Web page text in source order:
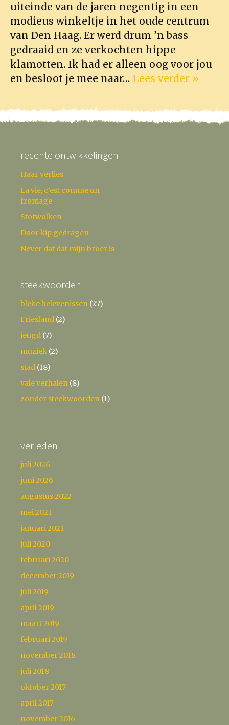
uiteinde van de jaren negentig in een
modieus winkeltje in het oude centrum
van Den Haag. Er werd drum ’n bass
gedraaid en ze verkochten hippe
klamotten. Ik had er alleen oog voor jou
en besloot je mee naar… Lees verder »
recente ontwikkelingen
Haar verlies
La vie, c’est comme un
fromage
Stofwolken
Door kip gedragen
Never dat dat mijn broer is
steekwoorden
bleke belevenissen (27)
Friesland (2)
jeugd (7)
muziek (2)
stad (18)
vale verhalen (8)
zonder steekwoorden (1)
verleden
juli 2026
juni 2026
augustus 2022
mei 2021
januari 2021
juli 2020
februari 2020
december 2019
juli 2019
april 2019
maart 2019
februari 2019
november 2018
juli 2018
oktober 2017
april 2017
november 2016